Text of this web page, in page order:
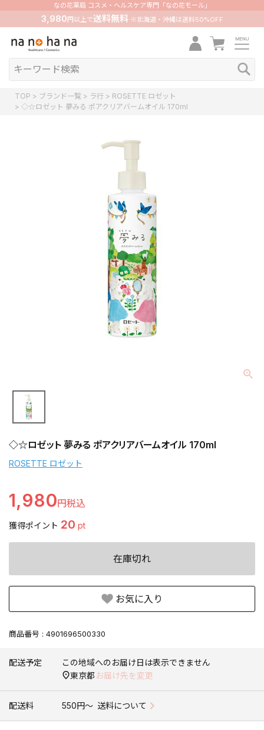
なの花薬局 コスメ・ヘルスケア専門「なの花モール」
3,980 円以上で送料無料※北海道・沖縄は送料50%OFF
TOP ブランド一覧 ラ行
ROSETTE ロゼット
◇☆ロゼット 夢みる ポアクリアバームオイル 170ml
◇☆ロゼット 夢みる ポアクリアバームオイル 170ml
ROSETTE ロゼット
1,980
獲得ポイント 20 pt
在庫切れ
お気に入り
商品番号 4901696500330
配送予定
この地域へのお届け日は表示できません
東京都 お届け先を変更
配送料 550円〜 送料について